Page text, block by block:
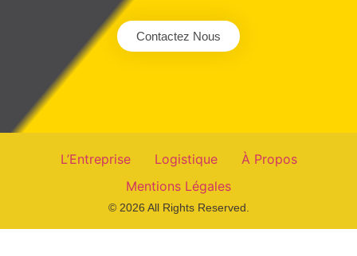
Contactez Nous
L’Entreprise Logistique
À Propos
Mentions Légales
© 2026 All Rights Reserved.